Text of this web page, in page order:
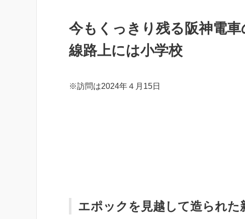
今もくっきり残る阪神電
線路上には小学校
※訪問は2024年４月15日
エポックを見越して造られた